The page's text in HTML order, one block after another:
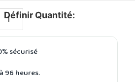
Définir Quantité:
sécurisé
96 heures.